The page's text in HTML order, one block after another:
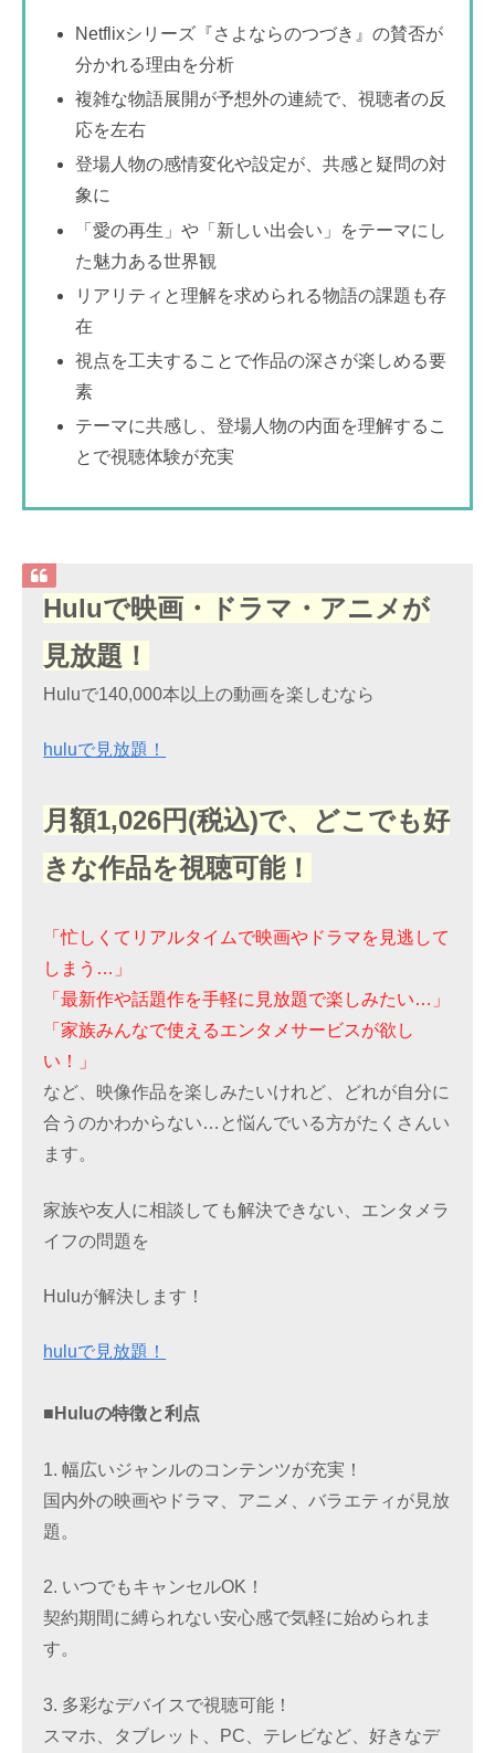
Netflixシリーズ『さよならのつづき』の賛否が
分かれる理由を分析
複雑な物語展開が予想外の連続で、視聴者の反
応を左右
登場人物の感情変化や設定が、共感と疑問の対
象に
「愛の再生」や「新しい出会い」をテーマにし
た魅力ある世界観
リアリティと理解を求められる物語の課題も存
在
視点を工夫することで作品の深さが楽しめる要
素
テーマに共感し、登場人物の内面を理解するこ
とで視聴体験が充実
Huluで映画・ドラマ・アニメが
見放題！
Huluで140,000本以上の動画を楽しむなら
huluで見放題！
月額1,026円(税込)で、どこでも好
きな作品を視聴可能！
「忙しくてリアルタイムで映画やドラマを見逃して
しまう…」
「最新作や話題作を手軽に見放題で楽しみたい…」
「家族みんなで使えるエンタメサービスが欲し
い！」
など、映像作品を楽しみたいけれど、どれが自分に
合うのかわからない…と悩んでいる方がたくさんい
ます。
家族や友人に相談しても解決できない、エンタメラ
イフの問題を
Huluが解決します！
huluで見放題！
■Huluの特徴と利点
1. 幅広いジャンルのコンテンツが充実！
国内外の映画やドラマ、アニメ、バラエティが見放
題。
2. いつでもキャンセルOK！
契約期間に縛られない安心感で気軽に始められま
す。
3. 多彩なデバイスで視聴可能！
スマホ、タブレット、PC、テレビなど、好きなデ